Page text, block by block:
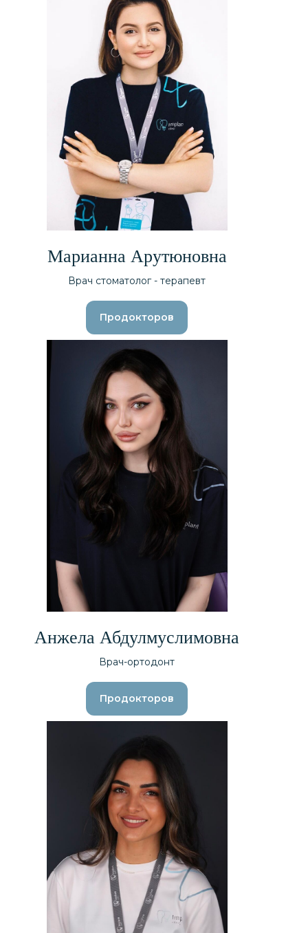
Марианна Арутюновна
Врач стоматолог - терапевт
Продокторов
Анжела Абдулмуслимовна
Врач-ортодонт
Продокторов